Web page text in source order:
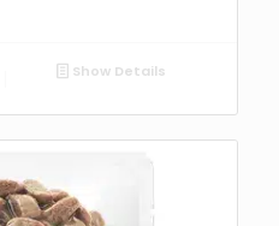
Show Details